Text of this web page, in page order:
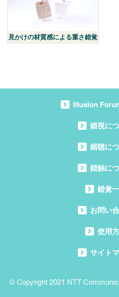
見かけの材質感による重さ錯覚
Illusion
錯視に
錯聴に
錯触に
錯覚
お問い
使用
サイト
© Copyright 2021 NTT